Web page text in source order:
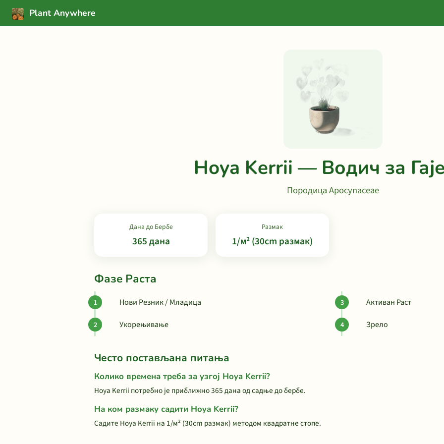
Plant Anywhere
Hoya Kerrii — Водич за
Породица Apocynaceae
Дана до Бербе
365 дана
Размак
1/м² (30cm размак)
Фазе Раста
Нови Резник / Младица
Укорењивање
Активан Раст
Зрело
Често постављана питања
Колико времена треба за узгој Hoya Kerrii?
Hoya Kerrii потребно је приближно 365 дана од садње до бербе.
На ком размаку садити Hoya Kerrii?
Садите Hoya Kerrii на 1/м² (30cm размак) методом квадратне стопе.